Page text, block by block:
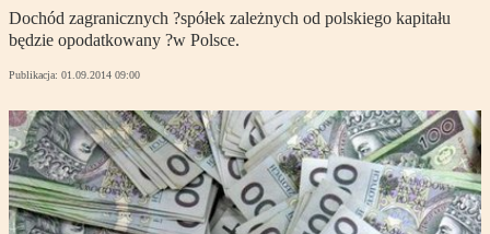
Dochód zagranicznych ?spółek zależnych od polskiego kapitału
będzie opodatkowany ?w Polsce.
Publikacja: 01.09.2014 09:00